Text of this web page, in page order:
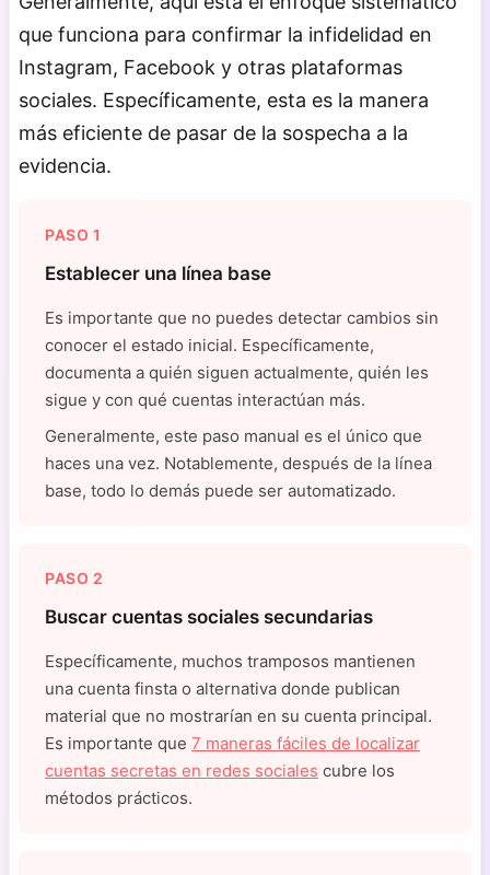
que funciona para confirmar la infidelidad en
Instagram, Facebook y otras plataformas
sociales. Específicamente, esta es la manera
más eficiente de pasar de la sospecha a la
evidencia.
PASO 1
Establecer una línea base
Es importante que no puedes detectar cambios sin
conocer el estado inicial. Específicamente,
documenta a quién siguen actualmente, quién les
sigue y con qué cuentas interactúan más.
Generalmente, este paso manual es el único que
haces una vez. Notablemente, después de la línea
base, todo lo demás puede ser automatizado.
PASO 2
Buscar cuentas sociales secundarias
Específicamente, muchos tramposos mantienen
una cuenta finsta o alternativa donde publican
material que no mostrarían en su cuenta principal.
Es importante que 7 maneras fáciles de localizar
cuentas secretas en redes sociales cubre los
métodos prácticos.